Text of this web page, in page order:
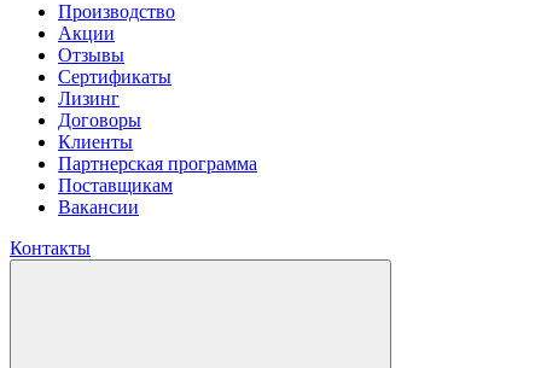
Производство
Акции
Отзывы
Сертификаты
Лизинг
Договоры
Клиенты
Партнерская программа
Поставщикам
Вакансии
Контакты